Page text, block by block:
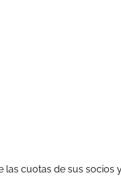
cuotas de sus